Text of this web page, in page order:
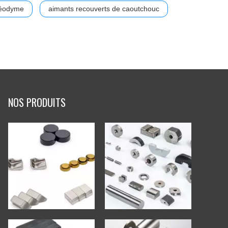
aimants recouverts de caoutchouc
NOS PRODUITS